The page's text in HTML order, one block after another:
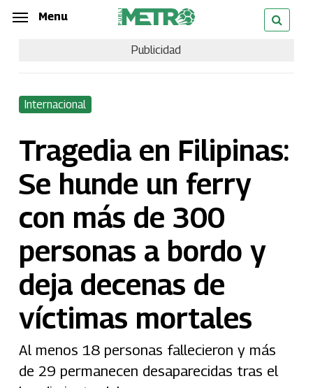
Skip
content
Menu
Publicidad
Internacional
Tragedia en Filipinas:
Se hunde un ferry
con más de 300
personas a bordo y
deja decenas de
víctimas mortales
Al menos 18 personas fallecieron y más
de 29 permanecen desaparecidas tras el
Menu